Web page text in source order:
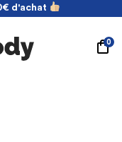
d'achat
d'achat
0